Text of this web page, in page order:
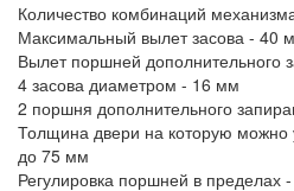
Количество комбинаций
Максимальный вылет засова - 40
Вылет поршней дополнительного
4 засова диаметром - 16 мм
2 поршня дополнительного
Толщина двери на которую можно
до 75 мм
Регулировка поршней в пределах